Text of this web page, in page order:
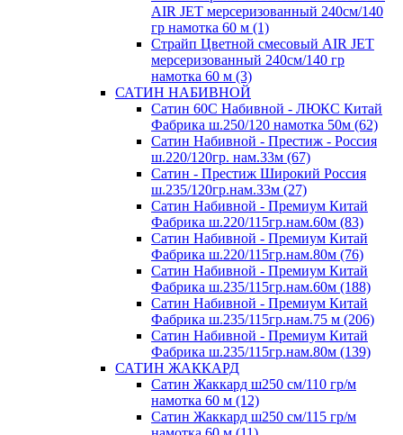
AIR JET мерсеризованный 240см/140
гр намотка 60 м (1)
Страйп Цветной смесовый AIR JET
мерсеризованный 240см/140 гр
намотка 60 м (3)
САТИН НАБИВНОЙ
Сатин 60С Набивной - ЛЮКС Китай
Фабрика ш.250/120 намотка 50м (62)
Сатин Набивной - Престиж - Россия
ш.220/120гр. нам.33м (67)
Сатин - Престиж Широкий Россия
ш.235/120гр.нам.33м (27)
Сатин Набивной - Премиум Китай
Фабрика ш.220/115гр.нам.60м (83)
Сатин Набивной - Премиум Китай
Фабрика ш.220/115гр.нам.80м (76)
Сатин Набивной - Премиум Китай
Фабрика ш.235/115гр.нам.60м (188)
Сатин Набивной - Премиум Китай
Фабрика ш.235/115гр.нам.75 м (206)
Сатин Набивной - Премиум Китай
Фабрика ш.235/115гр.нам.80м (139)
САТИН ЖАККАРД
Сатин Жаккард ш250 см/110 гр/м
намотка 60 м (12)
Сатин Жаккард ш250 см/115 гр/м